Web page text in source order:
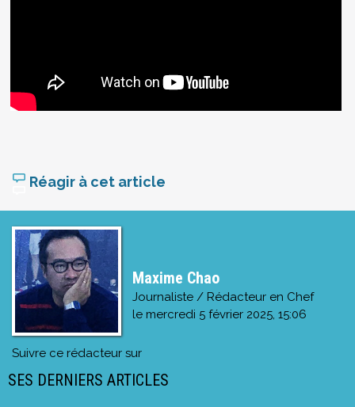
Réagir à cet article
Maxime Chao
Journaliste / Rédacteur en Chef
le mercredi 5 février 2025, 15:06
Suivre ce rédacteur sur
SES DERNIERS ARTICLES